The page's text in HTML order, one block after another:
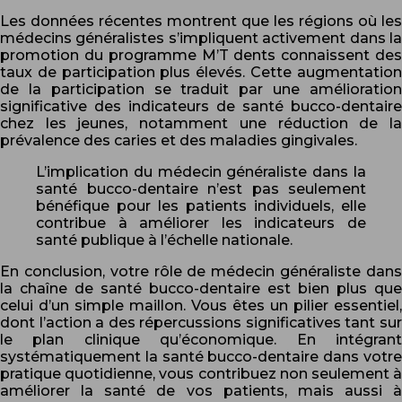
Les données récentes montrent que les régions où les
médecins généralistes s’impliquent activement dans la
promotion du programme M’T dents connaissent des
taux de participation plus élevés. Cette augmentation
de la participation se traduit par une amélioration
significative des indicateurs de santé bucco-dentaire
chez les jeunes, notamment une réduction de la
prévalence des caries et des maladies gingivales.
L’implication du médecin généraliste dans la
santé bucco-dentaire n’est pas seulement
bénéfique pour les patients individuels, elle
contribue à améliorer les indicateurs de
santé publique à l’échelle nationale.
En conclusion, votre rôle de médecin généraliste dans
la chaîne de santé bucco-dentaire est bien plus que
celui d’un simple maillon. Vous êtes un pilier essentiel,
dont l’action a des répercussions significatives tant sur
le plan clinique qu’économique. En intégrant
systématiquement la santé bucco-dentaire dans votre
pratique quotidienne, vous contribuez non seulement à
améliorer la santé de vos patients, mais aussi à